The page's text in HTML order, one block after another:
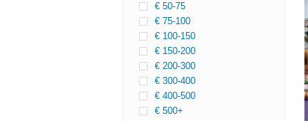
€ 50-75
€ 75-100
€ 100-150
€ 150-200
€ 200-300
€ 300-400
€ 400-500
€ 500+